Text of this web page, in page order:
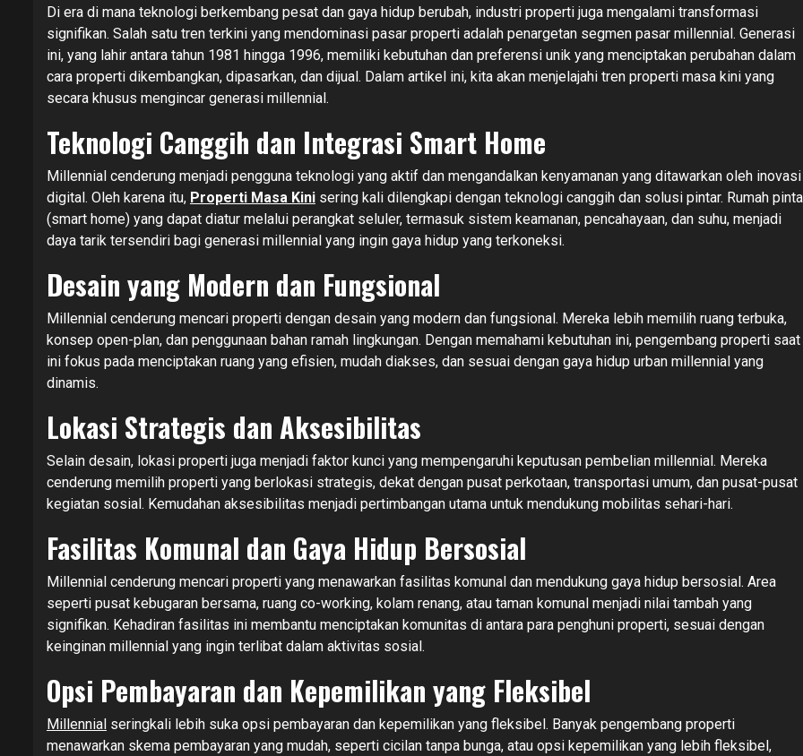
Di era di mana teknologi berkembang pesat dan gaya hidup berubah, industri properti juga mengalami transformasi
signifikan. Salah satu tren terkini yang mendominasi pasar properti adalah penargetan segmen pasar millennial. Generasi
ini, yang lahir antara tahun 1981 hingga 1996, memiliki kebutuhan dan preferensi unik yang menciptakan perubahan dalam
cara properti dikembangkan, dipasarkan, dan dijual. Dalam artikel ini, kita akan menjelajahi tren properti masa kini yang
secara khusus mengincar generasi millennial.
Teknologi Canggih dan Integrasi Smart Home
Millennial cenderung menjadi pengguna teknologi yang aktif dan mengandalkan kenyamanan yang ditawarkan oleh inovasi
digital. Oleh karena itu, Properti Masa Kini sering kali dilengkapi dengan teknologi canggih dan solusi pintar. Rumah
(smart home) yang dapat diatur melalui perangkat seluler, termasuk sistem keamanan, pencahayaan, dan suhu, menjadi
daya tarik tersendiri bagi generasi millennial yang ingin gaya hidup yang terkoneksi.
Desain yang Modern dan Fungsional
Millennial cenderung mencari properti dengan desain yang modern dan fungsional. Mereka lebih memilih ruang terbuka,
konsep open-plan, dan penggunaan bahan ramah lingkungan. Dengan memahami kebutuhan ini, pengembang properti saat
ini fokus pada menciptakan ruang yang efisien, mudah diakses, dan sesuai dengan gaya hidup urban millennial yang
dinamis.
Lokasi Strategis dan Aksesibilitas
Selain desain, lokasi properti juga menjadi faktor kunci yang mempengaruhi keputusan pembelian millennial. Mereka
cenderung memilih properti yang berlokasi strategis, dekat dengan pusat perkotaan, transportasi umum, dan pusat-pusat
kegiatan sosial. Kemudahan aksesibilitas menjadi pertimbangan utama untuk mendukung mobilitas sehari-hari.
Fasilitas Komunal dan Gaya Hidup Bersosial
Millennial cenderung mencari properti yang menawarkan fasilitas komunal dan mendukung gaya hidup bersosial. Area
seperti pusat kebugaran bersama, ruang co-working, kolam renang, atau taman komunal menjadi nilai tambah yang
signifikan. Kehadiran fasilitas ini membantu menciptakan komunitas di antara para penghuni properti, sesuai dengan
keinginan millennial yang ingin terlibat dalam aktivitas sosial.
Opsi Pembayaran dan Kepemilikan yang Fleksibel
Millennial seringkali lebih suka opsi pembayaran dan kepemilikan yang fleksibel. Banyak pengembang properti
menawarkan skema pembayaran yang mudah, seperti cicilan tanpa bunga, atau opsi kepemilikan yang lebih fleksibel,